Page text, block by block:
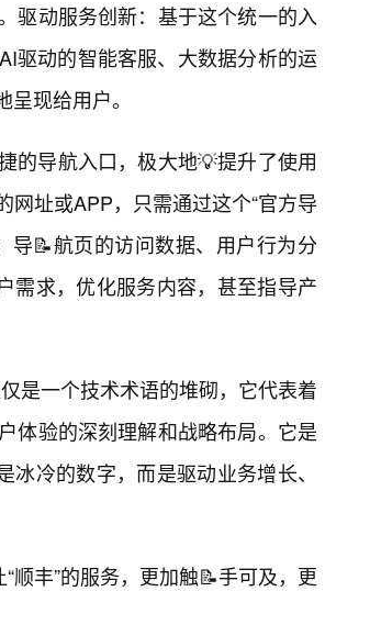
驱动服务创新：基于这个统一的入
驱动的智能客服、大数据分析的运
现给用户。
的导航入口，极大地💡提升了使用
址或APP，只需通过这个“官方导
导📝航页的访问数据、用户行为分
需求，优化服务内容，甚至指导产
是一个技术术语的堆砌，它代表着
体验的深刻理解和战略布局。它是
冷的数字，而是驱动业务增长、
“顺丰”的服务，更加触📝手可及，更